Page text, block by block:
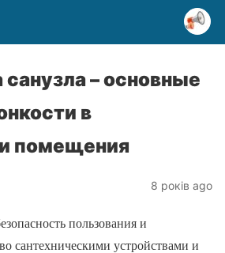
– основные
в
помещения
8 років ago
пользования и
сантехническими устройствами и